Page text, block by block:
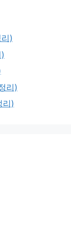
)
리)
리)